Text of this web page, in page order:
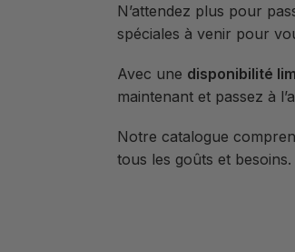
N’attendez plus pour
spéciales à venir pour
Avec une disponibilité
maintenant et passez à
Notre catalogue
tous les goûts et besoins.